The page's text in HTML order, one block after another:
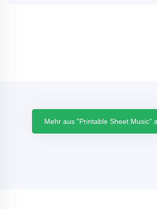
Mehr aus "Printable Sheet Music"